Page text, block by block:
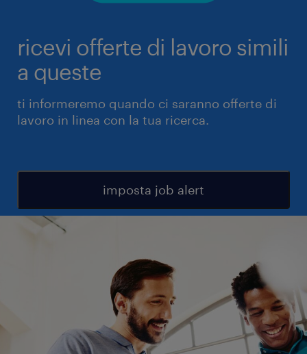
ricevi offerte di lavoro simili
a queste
ti informeremo quando ci saranno offerte di
lavoro in linea con la tua ricerca.
imposta job alert